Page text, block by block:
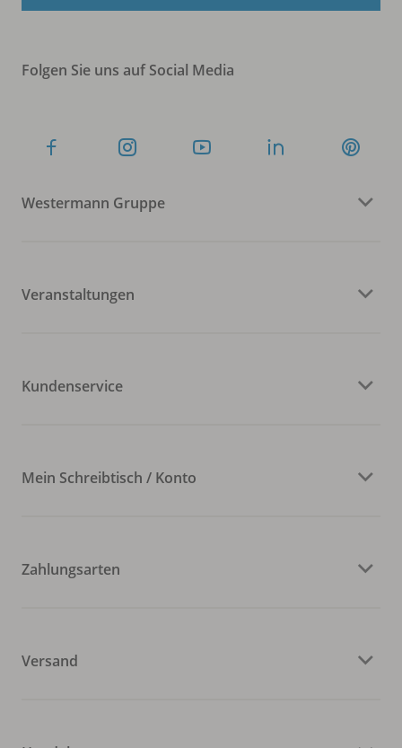
Folgen Sie uns auf Social Media
Westermann Gruppe
Veranstaltungen
Kundenservice
Mein Schreibtisch / Konto
Zahlungsarten
Versand